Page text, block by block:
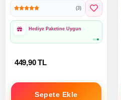
(3)
Hediye Paketine Uygun
449,90 TL
Sepete Ekle